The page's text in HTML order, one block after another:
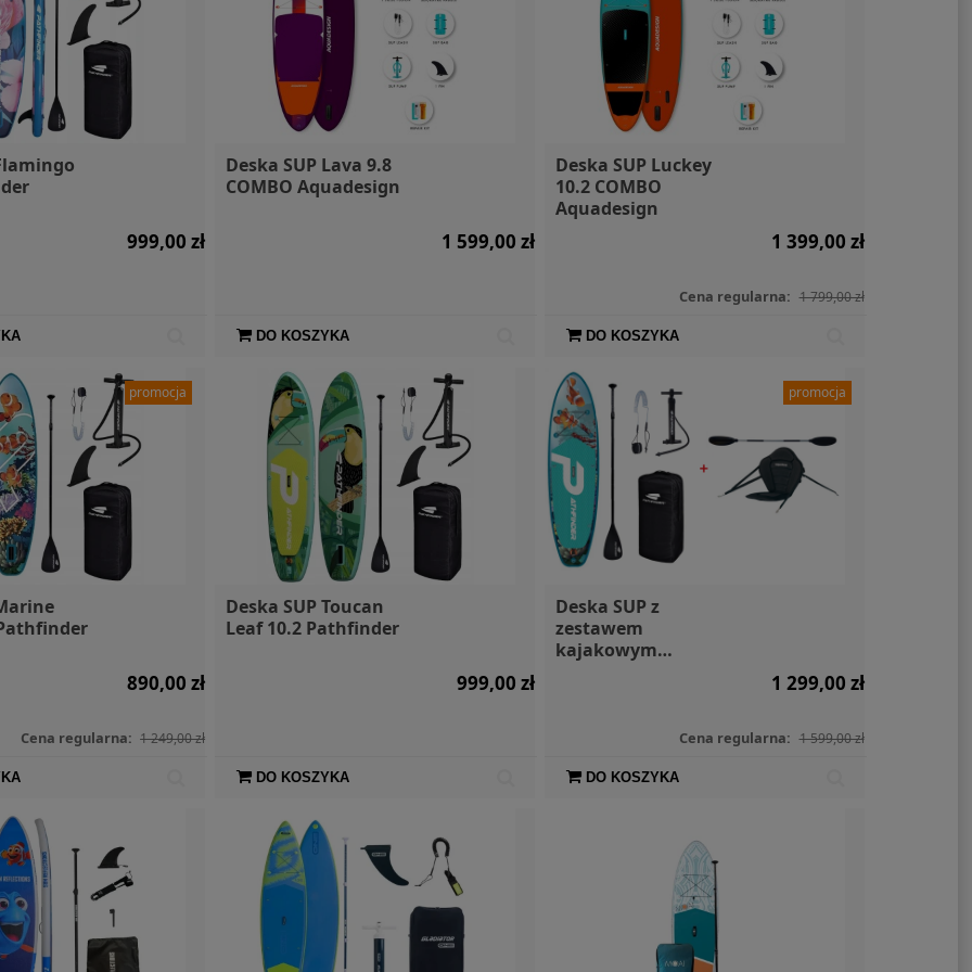
XP 1600
15 900,00 zł
Black 0,6l
89,00 zł
Dry Bag Aqua Marina
79,00 zł
Mercury Avator 7.5e
16 500,00 zł
999,00 zł
Deska SUP Lava 9.8
COMBO Aquadesign
1 599,00 zł
DO KOSZYKA
Deska SUP Luckey
10.2 COMBO
Aquadesign
1 399,00 zł
Cena regularna: 1 799,00 zł
DO KOSZYKA
890,00 zł
Cena regularna: 1 249,00 zł
promocja
Deska SUP Toucan
Leaf 10.2 Pathfinder
999,00 zł
DO KOSZYKA
Deska SUP z
zestawem
kajakowym
1 299,00 zł
Cena regularna: 1 599,00 zł
DO KOSZYKA
promocja